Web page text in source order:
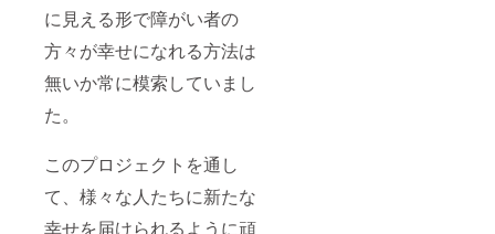
に見える形で障がい者の
方々が幸せになれる方法は
無いか常に模索していまし
た。
このプロジェクトを通し
て、様々な人たちに新たな
幸せを届けられるように頑